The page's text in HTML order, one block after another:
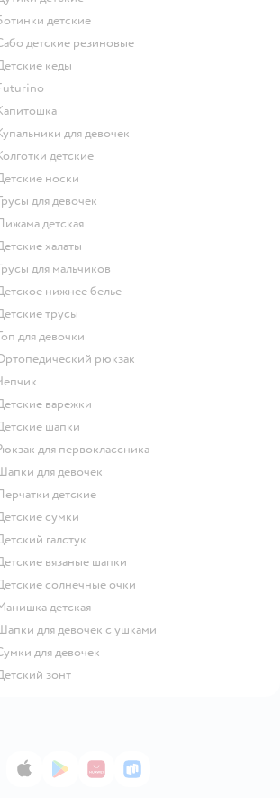
Ботинки детские
Сабо детские резиновые
Детские кеды
Futurino
Капитошка
Купальники для девочек
Колготки детские
Детские носки
Трусы для девочек
Пижама детская
Детские халаты
Трусы для мальчиков
Детское нижнее белье
Детские трусы
Топ для девочки
Ортопедический рюкзак
Чепчик
Детские варежки
Детские шапки
Рюкзак для первоклассника
Шапки для девочек
Перчатки детские
Детские сумки
Детский галстук
Детские вязаные шапки
Детские солнечные очки
Манишка детская
Шапки для девочек с ушками
Сумки для девочек
Детский зонт
App StoreGoogle Play
AppGallery
RuStore